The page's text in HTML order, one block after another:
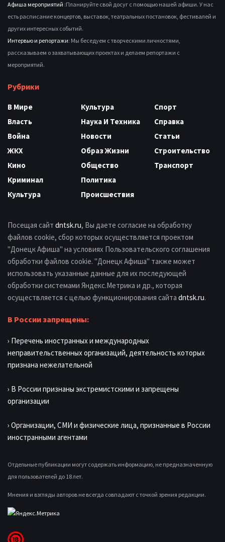
Афиша мероприятий :Планируйте свой досуг с помощью нашей афиши. У нас
есть расписание концертов, выставок, театральных постановок, фестивалей и
других интересных событий.
Интервью и репортажи: Мы беседуем с творческими личностями,
рассказываем о захватывающих проектах и делаем репортажи с
мероприятий.
Рубрики
В Мире
Власть
Война
ЖКХ
Кино
Криминал
Культура
Культура
Наука И Техника
Новости
Образ Жизни
Общество
Политика
Происшествия
Спорт
Справка
Статьи
Строительство
Транспорт
Посещая сайт dntsk.ru, Вы даете согласие на обработку
файлов cookie, сбор которых осуществляется проектом
"Донецк Афиша" на условиях Пользовательского соглашения
обработки файлов cookie. "Донецк Афиша" также может
использовать указанные данные для их последующей
обработки системами Яндекс.Метрика и др., которая
осуществляется с целью функционирования сайта dntsk.ru.
В России запрещены:
› Перечень иностранных и международных
неправительственных организаций, деятельность которых
признана нежелательной
› В России признаны экстремистскими и запрещены
организации
› Организации, СМИ и физические лица, признанные в России
иностранными агентами
Отдельные публикации могут содержать информацию, не предназначенную
для пользователей до 18 лет.
Мнения и взгляды авторов не всегда совпадают с точкой зрения редакции.